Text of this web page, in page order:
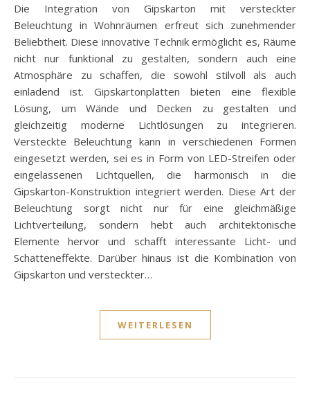
Die Integration von Gipskarton mit versteckter
Beleuchtung in Wohnräumen erfreut sich zunehmender
Beliebtheit. Diese innovative Technik ermöglicht es, Räume
nicht nur funktional zu gestalten, sondern auch eine
Atmosphäre zu schaffen, die sowohl stilvoll als auch
einladend ist. Gipskartonplatten bieten eine flexible
Lösung, um Wände und Decken zu gestalten und
gleichzeitig moderne Lichtlösungen zu integrieren.
Versteckte Beleuchtung kann in verschiedenen Formen
eingesetzt werden, sei es in Form von LED-Streifen oder
eingelassenen Lichtquellen, die harmonisch in die
Gipskarton-Konstruktion integriert werden. Diese Art der
Beleuchtung sorgt nicht nur für eine gleichmäßige
Lichtverteilung, sondern hebt auch architektonische
Elemente hervor und schafft interessante Licht- und
Schatteneffekte. Darüber hinaus ist die Kombination von
Gipskarton und versteckter…
WEITERLESEN